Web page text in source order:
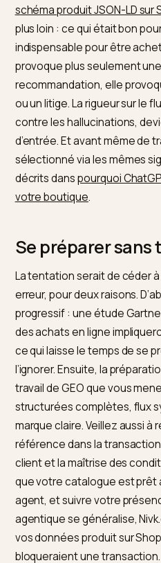
Ce qu’il
déclenche
Paiement
Pourquoi vos
tout
Un agent ne lit pas votre
Pour être candidat à un
catalogue doit exposer
schéma produit JSON-LD
plus loin : ce qui était
indispensable pour être
provoque plus seulement
recommandation, elle
ou un litige. La rigueur sur
contre les hallucinations,
d’entrée. Et avant même
sélectionné via les
décrits danspourquoi
votre boutique.
Se préparer
La tentation serait de